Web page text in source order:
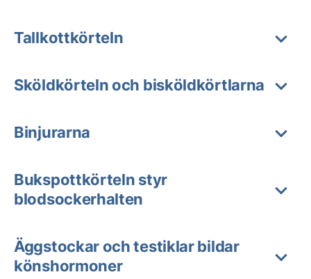
Tallkottkörteln
Sköldkörteln och bisköldkörtlarna
Binjurarna
Bukspottkörteln styr
blodsockerhalten
Äggstockar och testiklar bildar
könshormoner